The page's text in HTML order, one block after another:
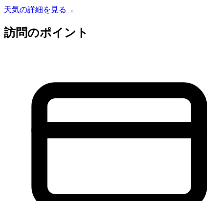
天気の詳細を見る →
訪問のポイント